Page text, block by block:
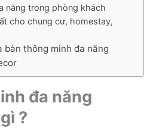
năng trong phòng khách
cho chung cư, homestay,
bàn thông minh đa năng
đa năng
?